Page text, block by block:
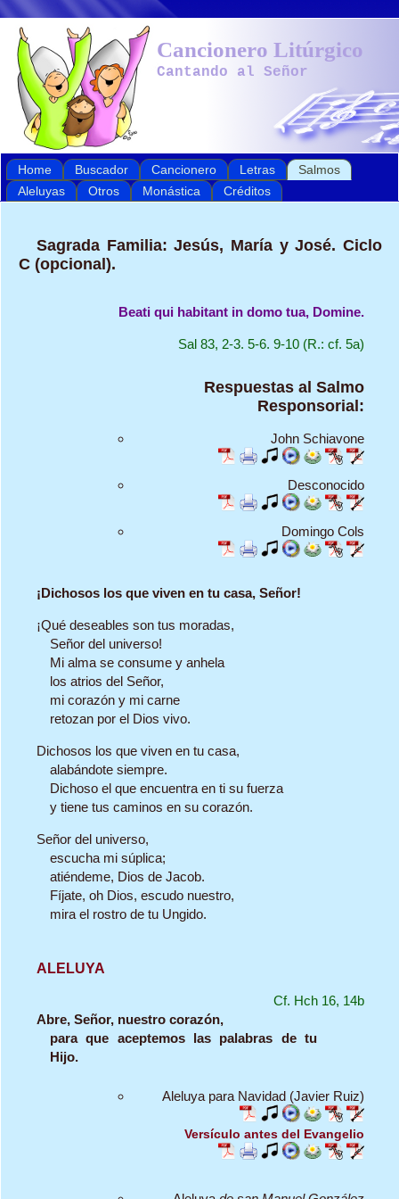
Cancionero Litúrgico
Cantando al Señor
Home Buscador Cancionero Letras
Salmos
Aleluyas
Otros Monástica Créditos
Sagrada Familia: Jesús, María y José. Ciclo
C (opcional).
Beati qui habitant in domo tua, Domine.
Sal 83, 2-3. 5-6. 9-10 (R.: cf. 5a)
Respuestas al Salmo
Responsorial:
John Schiavone
Desconocido
Domingo Cols
¡Dichosos los que viven en tu casa, Señor!
¡Qué deseables son tus moradas,
Señor del universo!
Mi alma se consume y anhela
los atrios del Señor,
mi corazón y mi carne
retozan por el Dios vivo.
Dichosos los que viven en tu casa,
alabándote siempre.
Dichoso el que encuentra en ti su fuerza
y tiene tus caminos en su corazón.
Señor del universo,
escucha mi súplica;
atiéndeme, Dios de Jacob.
Fíjate, oh Dios, escudo nuestro,
mira el rostro de tu Ungido.
ALELUYA
Cf. Hch 16, 14b
Abre, Señor, nuestro corazón,
para que aceptemos las palabras de tu
Hijo.
Aleluya para Navidad (Javier Ruiz)
Versículo antes del Evangelio